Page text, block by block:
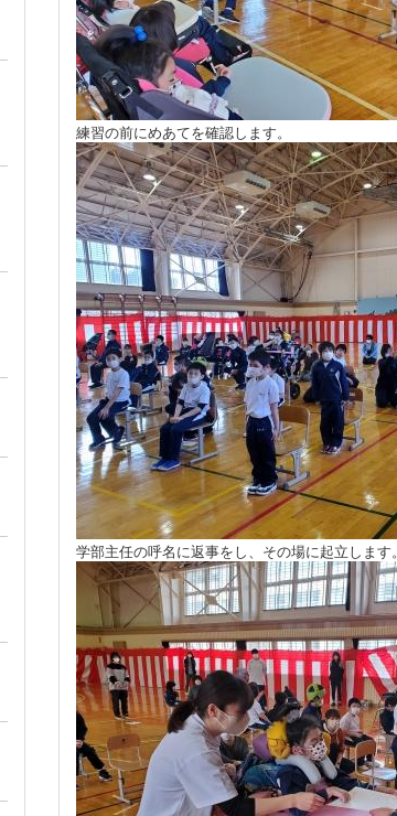
練習の前にめあてを確認します。
学部主任の呼名に返事をし、その場に起立します。